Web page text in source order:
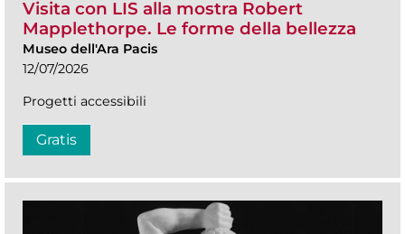
Visita con LIS alla mostra Robert
Mapplethorpe. Le forme della bellezza
Museo dell'Ara Pacis
12/07/2026
Progetti accessibili
Gratis